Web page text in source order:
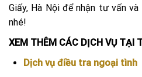
Giấy, Hà Nội để nhận tư vấn và
nhé!
XEM THÊM CÁC DỊCH VỤ TẠI
Dịch vụ điều tra ngoại tình